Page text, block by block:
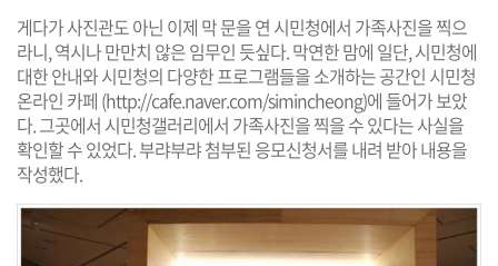
게다가 사진관도 아닌 이제 막 문을 연 시민청에서 가족사진을 찍으
라니, 역시나 만만치 않은 임무인 듯싶다. 막연한 맘에 일단, 시민청에
대한 안내와 시민청의 다양한 프로그램들을 소개하는 공간인 시민청
온라인 카페 (http://cafe.naver.com/simincheong)에 들어가 보았
다. 그곳에서 시민청갤러리에서 가족사진을 찍을 수 있다는 사실을
확인할 수 있었다. 부랴부랴 첨부된 응모신청서를 내려 받아 내용을
작성했다.